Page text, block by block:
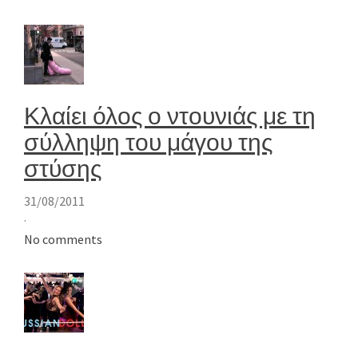
Κλαίει όλος ο ντουνιάς με τη
σύλληψη του μάγου της
στύσης
31/08/2011
·
No comments